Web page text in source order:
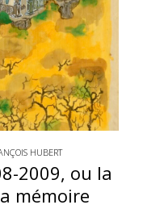
HUBERT
2009, ou la
mémoire